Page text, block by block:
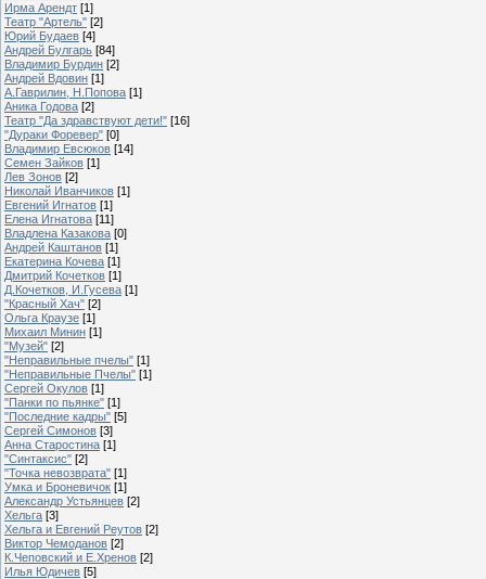
Ирма Арендт [1]
Театр "Артель" [2]
Юрий Будаев [4]
Андрей Булгарь [84]
Владимир Бурдин [2]
Андрей Вдовин [1]
А.Гаврилин, Н.Попова [1]
Аника Годова [2]
Театр "Да здравствуют дети!" [16]
"Дураки Форевер" [0]
Владимир Евсюков [14]
Семен Зайков [1]
Лев Зонов [2]
Николай Иванчиков [1]
Евгений Игнатов [1]
Елена Игнатова [11]
Владлена Казакова [0]
Андрей Каштанов [1]
Екатерина Кочева [1]
Дмитрий Кочетков [1]
Д.Кочетков, И.Гусева [1]
"Красный Хач" [2]
Ольга Краузе [1]
Михаил Минин [1]
"Музей" [2]
"Неправильные пчелы" [1]
"Неправильные Пчелы" [1]
Сергей Окулов [1]
"Панки по пьянке" [1]
"Последние кадры" [5]
Сергей Симонов [3]
Анна Старостина [1]
"Синтаксис" [2]
"Точка невозврата" [1]
Умка и Броневичок [1]
Александр Устьянцев [2]
Хельга [3]
Хельга и Евгений Реутов [2]
Виктор Чемоданов [2]
К.Чеповский и Е.Хренов [2]
Илья Юдичев [5]